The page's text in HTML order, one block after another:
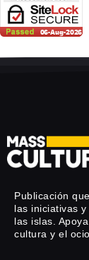
Publicación
las iniciativas
las islas.
cultura y el